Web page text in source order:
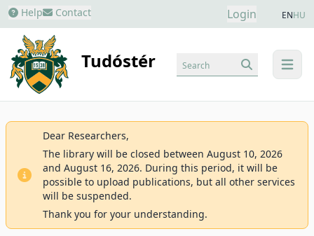
Help Contact Login ENHU
Tudóstér menu
Search
Dear Researchers,
The library will be closed between August 10, 2026
and August 16, 2026. During this period, it will be
possible to upload publications, but all other services
will be suspended.
Thank you for your understanding.